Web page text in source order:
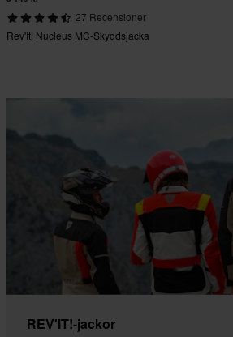
27 Recensioner
Rev'It! Nucleus MC-Skyddsjacka
REV'IT!-jackor